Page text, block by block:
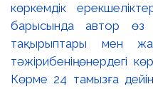
көркемдік
барысында автор өз
тақырыптары мен
тәжірибенің өнердегі
Көрме 24 тамызға